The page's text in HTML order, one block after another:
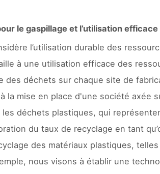
le gaspillage et l’utilisation
l’utilisation durable des
à une utilisation efficace des
des déchets sur chaque site de
la mise en place d'une société axée
les déchets plastiques, qui
du taux de recyclage en tant
des matériaux plastiques,
nous visons à établir une